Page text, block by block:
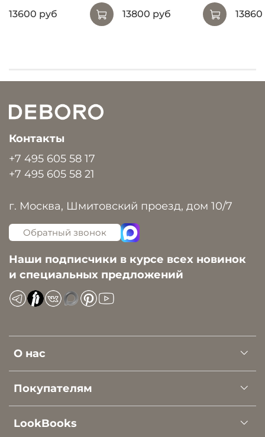
13600 руб
13800 руб
О нас
Покупателям
LookBooks
Контакты
+7 495 605 58 17
+7 495 605 58 21
г. Москва, Шмитовский проезд, дом 10/7
Обратный звонок
Наши подписчики в курсе всех новинок
и специальных предложений